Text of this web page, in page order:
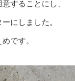
することにし、
にしました。
です。